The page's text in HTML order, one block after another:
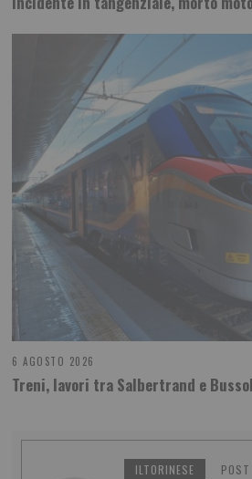
6 AGOSTO 2026
Treni, lavori tra Salbertrand e
ILTORINESE POST